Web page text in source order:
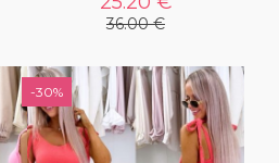
36.00 €
-30%